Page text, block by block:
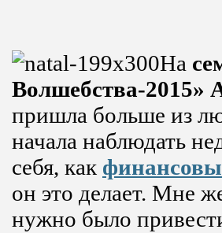
На
Волшебства-2015»
пришла больше из
начала наблюдать
себя, как
он это делает. Мне
нужно было